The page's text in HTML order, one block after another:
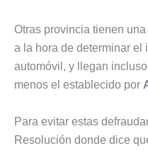
Otras provincia tienen
a la hora de determinar el
automóvil, y llegan
menos el establecido por
Para evitar estas
Resolución donde dice